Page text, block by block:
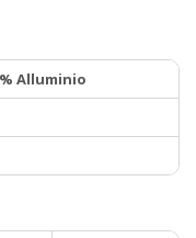
Alluminio